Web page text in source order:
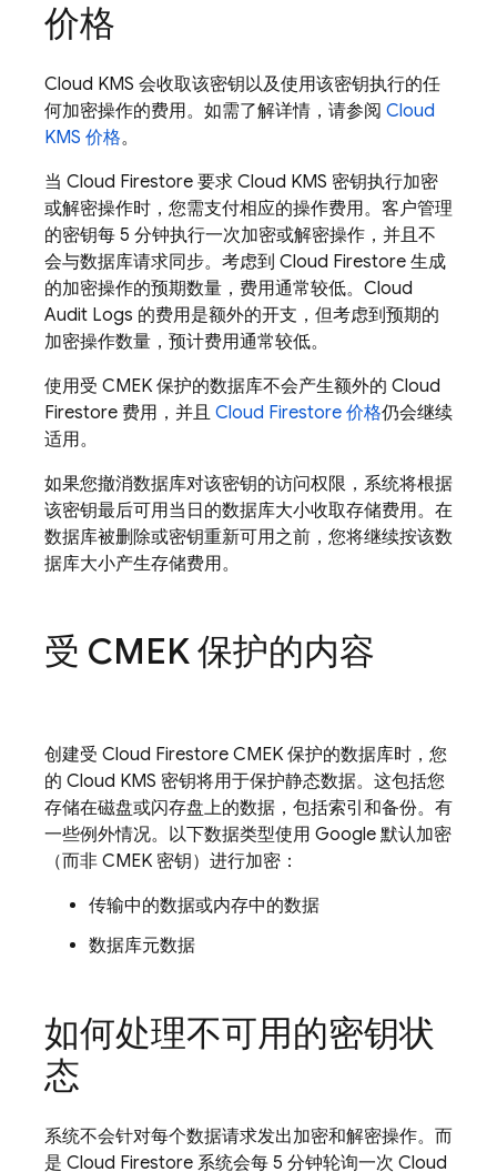
价格
Cloud KMS 会收取该密钥以及使用该密钥执行的任
何加密操作的费用。如需了解详情，请参阅 Cloud
KMS 价格。
当 Cloud Firestore 要求 Cloud KMS 密钥执行加密
或解密操作时，您需支付相应的操作费用。客户管理
的密钥每 5 分钟执行一次加密或解密操作，并且不
会与数据库请求同步。考虑到 Cloud Firestore 生成
的加密操作的预期数量，费用通常较低。Cloud
Audit Logs 的费用是额外的开支，但考虑到预期的
加密操作数量，预计费用通常较低。
使用受 CMEK 保护的数据库不会产生额外的 Cloud
Firestore 费用，并且 Cloud Firestore 价格仍会继续
适用。
如果您撤消数据库对该密钥的访问权限，系统将根据
该密钥最后可用当日的数据库大小收取存储费用。在
数据库被删除或密钥重新可用之前，您将继续按该数
据库大小产生存储费用。
受 CMEK 保护的内容
创建受 Cloud Firestore CMEK 保护的数据库时，您
的 Cloud KMS 密钥将用于保护静态数据。这包括您
存储在磁盘或闪存盘上的数据，包括索引和备份。有
一些例外情况。以下数据类型使用 Google 默认加密
（而非 CMEK 密钥）进行加密：
传输中的数据或内存中的数据
数据库元数据
如何处理不可用的密钥状
态
系统不会针对每个数据请求发出加密和解密操作。而
是 Cloud Firestore 系统会每 5 分钟轮询一次 Cloud